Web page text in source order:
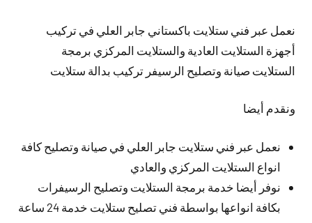
نعمل عبر فني ستلايت باكستاني جابر العلي في تركيب
أجهزة الستلايت العادية والستلايت المركزي برمجة
الستلايت صيانة وتصليح الرسيفر تركيب بدالة ستلايت
ونقدم أيضا
نعمل عبر فني ستلايت جابر العلي في صيانة وتصليح كافة
انواع الستلايت المركزي والعادي
نوفر أيضا خدمة برمجة الستلايت وتصليح الرسيفرات
بكافة انواعها بواسطة فني تصليح ستلايت خدمة 24 ساعة